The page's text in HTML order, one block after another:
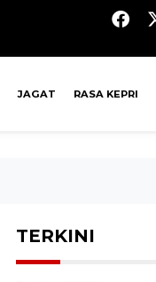
JAGAT RASA KEPRI
TERKINI